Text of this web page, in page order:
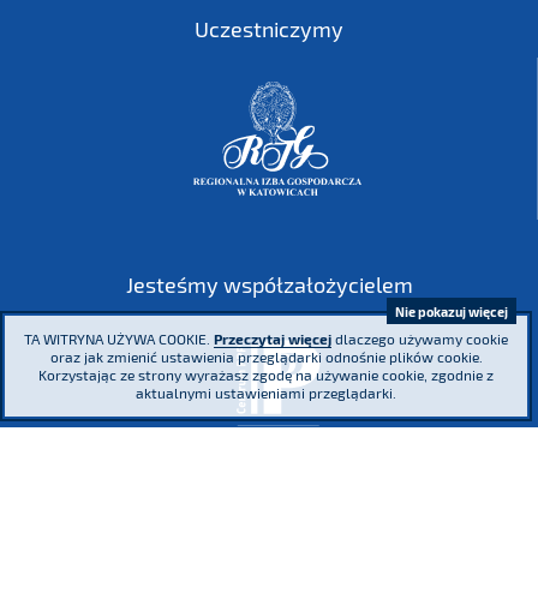
Uczestniczymy
Jesteśmy współzałożycielem
TA WITRYNA UŻYWA COOKIE. Przeczytaj więcej dlaczego używamy cookie
oraz jak zmienić ustawienia przeglądarki odnośnie plików cookie.
Korzystając ze strony wyrażasz zgodę na używanie cookie, zgodnie z
aktualnymi ustawieniami przeglądarki.
Nie pokazuj więcej